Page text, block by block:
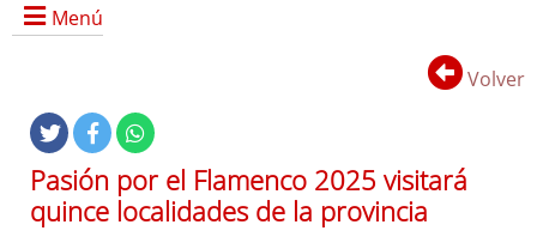
Menú
Noticias
Lista
de
distribución
Volver
Pasión por el Flamenco 2025 visitará
quince localidades de la provincia